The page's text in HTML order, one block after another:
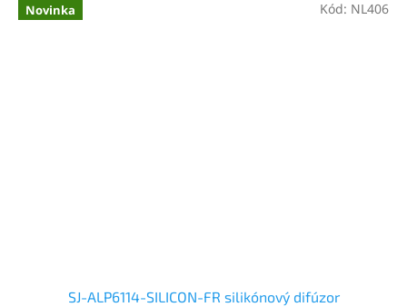
Novinka
SJ-ALP6114-SILICON-FR silikónový difúzor
Kód: NL406